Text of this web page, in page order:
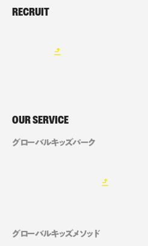
RECRUIT
OUR SERVICE
グローバルキッズパーク
グローバルキッズメソッド